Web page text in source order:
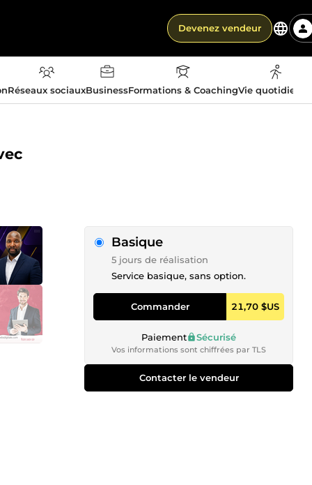
Devenez vendeur
Réseaux sociauxBusinessFormations & CoachingVie
Basique
5 jours de réalisation
Service basique, sans option.
Commander 21,70 $US
Paiement Sécurisé
Vos informations sont chiffrées par TLS
Contacter le vendeur